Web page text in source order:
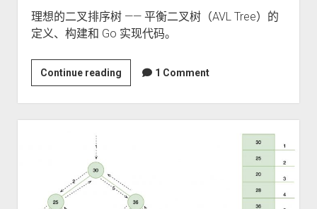
红
黑
理想的二叉排序树 —— 平衡二叉树（AVL Tree）的
定义、构建和 Go 实现代码。
Continue readingGo
数
据
结
法
1 Comment